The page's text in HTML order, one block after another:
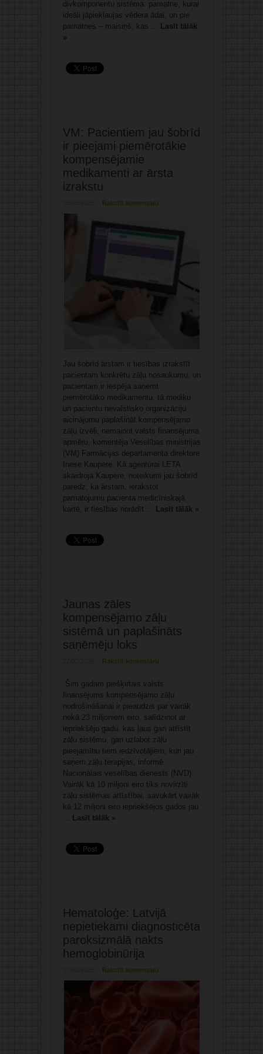
divkomponentu sistēma: pamatne, kurai
ideāli jāpiekļaujas vēdera ādai, un pie
pamatnes – maisiņš, kas ... Lasīt tālāk
»
VM: Pacientiem jau šobrīd
ir pieejami piemērotākie
kompensējamie
medikamenti ar ārsta
izrakstu
Rakstīt komentāru
Jau šobrīd ārstam ir tiesības izrakstīt
pacientam konkrētu zāļu nosaukumu, un
pacientam ir iespēja saņemt
piemērotāko medikamentu, tā mediķu
un pacientu nevalstisko organizāciju
aicinājumu paplašināt kompensējamo
zāļu izvēli, nemainot valsts finansējuma
apmēru, komentēja Veselības ministrijas
(VM) Farmācijas departamenta direktore
Inese Kaupere. Kā aģentūrai LETA
skaidroja Kaupere, noteikumi jau šobrīd
paredz, ka ārstam, ierakstot
pamatojumu pacienta medicīniskajā
kartē, ir tiesības norādīt ... Lasīt tālāk »
Jaunas zāles
kompensējamo zāļu
sistēmā un paplašināts
saņēmēju loks
Rakstīt komentāru
Šim gadam piešķirtais valsts
finansējums kompensējamo zāļu
nodrošināšanai ir pieaudzis par vairāk
nekā 23 miljoniem eiro, salīdzinot ar
iepriekšējo gadu, kas ļaus gan attīstīt
zāļu sistēmu, gan uzlabot zāļu
pieejamību tiem iedzīvotājiem, kuri jau
saņem zāļu terapijas, informē
Nacionālais veselības dienests (NVD).
Vairāk kā 10 miljoni eiro tiks novirzīti
zāļu sistēmas attīstībai, savukārt vairāk
kā 12 miljoni eiro iepriekšējos gados jau
... Lasīt tālāk »
Hematoloģe: Latvijā
nepietiekami diagnosticēta
paroksizmālā nakts
hemoglobinūrija
Rakstīt komentāru